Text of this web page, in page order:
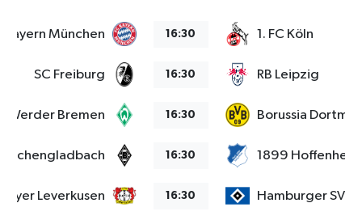
Bayern München 16:30 1. FC Köln
SC Freiburg 16:30 RB Leipzig
Werder Bremen 16:30 Borussia
16:30 1899 Hoffenheim
Bayer Leverkusen 16:30 Hamburger SV